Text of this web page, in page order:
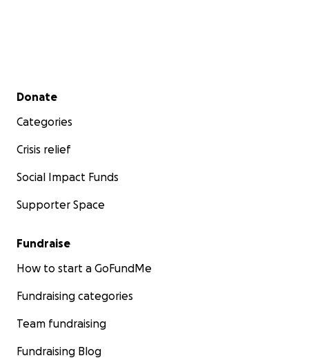
Secondary menu
Donate
Categories
Crisis relief
Social Impact Funds
Supporter Space
Fundraise
How to start a GoFundMe
Fundraising categories
Team fundraising
Fundraising Blog